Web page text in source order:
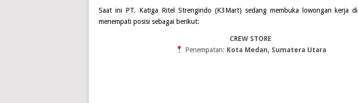
Saat ini PT. Katiga Ritel Strengindo (K3Mart) sedang membuka lowongan kerja di
menempati posisi sebagai berikut:
CREW STORE
Penempatan: Kota Medan, Sumatera Utara